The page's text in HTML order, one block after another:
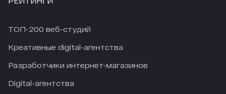
ТОП-200 веб-студий
Креативные digital-агентства
Разработчики интернет-магазинов
Digital-агентства